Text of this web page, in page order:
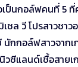
เป็นกอล์ฟคนที่ 5 ที่
ชล วี โปรสาวชาว
กกอล์ฟสาวจากเ
ซีแลนด์เชื้อสายเ